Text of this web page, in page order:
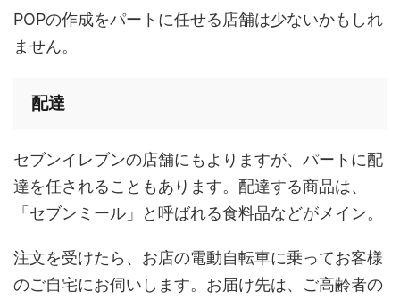
POPの作成をパートに任せる店舗は少ないかもしれ
ません。
配達
セブンイレブンの店舗にもよりますが、パートに配
達を任されることもあります。配達する商品は、
「セブンミール」と呼ばれる食料品などがメイン。
注文を受けたら、お店の電動自転車に乗ってお客様
のご自宅にお伺いします。お届け先は、ご高齢者の